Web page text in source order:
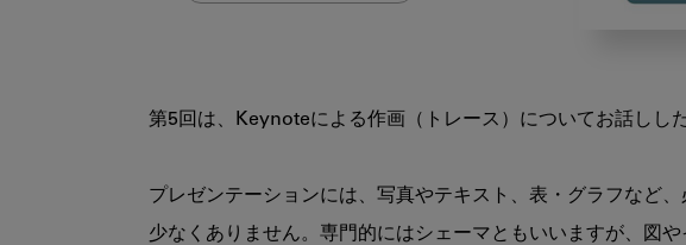
療
者
の
第5回は、Keynoteによる作画（トレース）についてお話しし
プレゼンテーションには、写真やテキスト、表・グラフなど
少なくありません。専門的にはシェーマともいいますが、図